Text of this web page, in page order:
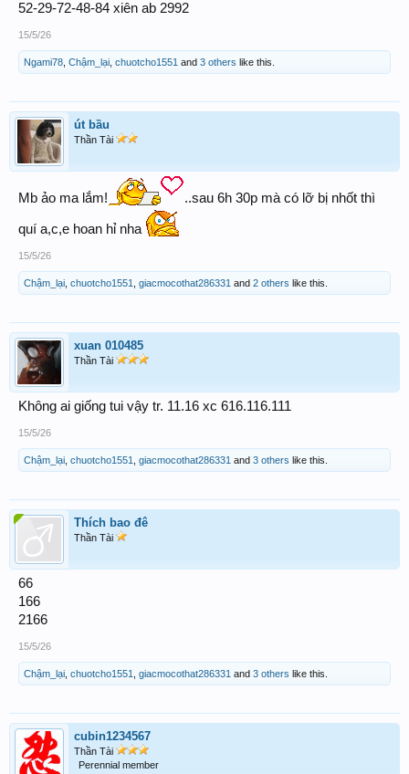
52-29-72-48-84 xiên ab 2992
15/5/26
Ngami78 Chậm_lại chuotcho1551 and 3 others like this.
út bầu
Thần Tài
Mb ảo ma lắm! ..sau 6h 30p mà có lỡ bị nhốt thì
quí a,c,e hoan hỉ nha
15/5/26
Chậm_lại chuotcho1551 giacmocothat286331 and 2 others like this.
xuan 010485
Thần Tài
Không ai giống tui vậy tr. 11.16 xc 616.116.111
15/5/26
Chậm_lại chuotcho1551 giacmocothat286331 and 3 others like this.
Thích bao đê
Thần Tài
66
166
2166
15/5/26
Chậm_lại chuotcho1551 giacmocothat286331 and 3 others like this.
cubin1234567
Thần Tài
Perennial member